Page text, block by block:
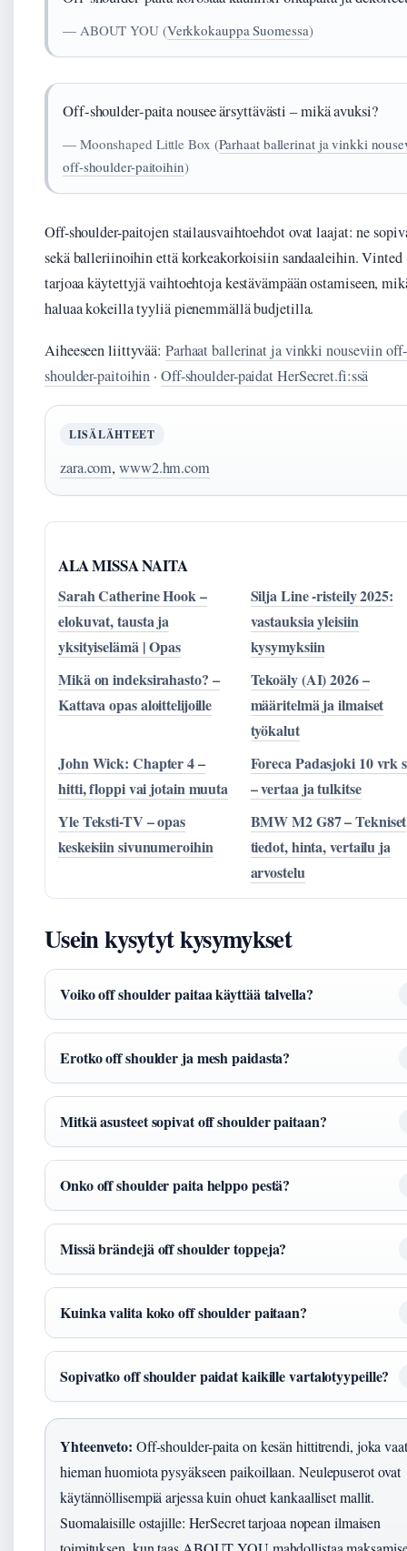
— ABOUT YOU (Verkkokauppa Suomessa)
Off-shoulder-paita nousee ärsyttävästi – mikä avuksi?
— Moonshaped Little Box (Parhaat ballerinat ja vinkki
off-shoulder-paitoihin)
Off-shoulder-paitojen stailausvaihtoehdot ovat laajat: ne
sekä balleriinoihin että korkeakorkoisiin sandaaleihin. Vinted
tarjoaa käytettyjä vaihtoehtoja kestävämpään ostamiseen,
haluaa kokeilla tyyliä pienemmällä budjetilla.
Aiheeseen liittyvää: Parhaat ballerinat ja vinkki nouseviin off-
shoulder-paitoihin · Off-shoulder-paidat HerSecret.fi:ssä
LISÄLÄHTEET
zara.com,www2.hm.com
ALA MISSA NAITA
Sarah Catherine Hook –
elokuvat, tausta ja
yksityiselämä | Opas
Silja Line -risteily 2025:
vastauksia yleisiin
kysymyksiin
Mikä on indeksirahasto? –
Kattava opas aloittelijoille
Tekoäly (AI) 2026 –
määritelmä ja ilmaiset
työkalut
John Wick: Chapter 4 –
hitti, floppi vai jotain muuta
Foreca Padasjoki 10 vrk
– vertaa ja tulkitse
Yle Teksti-TV – opas
keskeisiin sivunumeroihin
BMW M2 G87 – Tekniset
tiedot, hinta, vertailu ja
arvostelu
Usein kysytyt kysymykset
Voiko off shoulder paitaa käyttää talvella?
Erotko off shoulder ja mesh paidasta?
Mitkä asusteet sopivat off shoulder paitaan?
Onko off shoulder paita helppo pestä?
Missä brändejä off shoulder toppeja?
Kuinka valita koko off shoulder paitaan?
Sopivatko off shoulder paidat kaikille vartalotyypeille?
Yhteenveto: Off-shoulder-paita on kesän hittitrendi, joka
hieman huomiota pysyäkseen paikoillaan. Neulepuserot ovat
käytännöllisempiä arjessa kuin ohuet kankaalliset mallit.
Suomalaisille ostajille: HerSecret tarjoaa nopean ilmaisen